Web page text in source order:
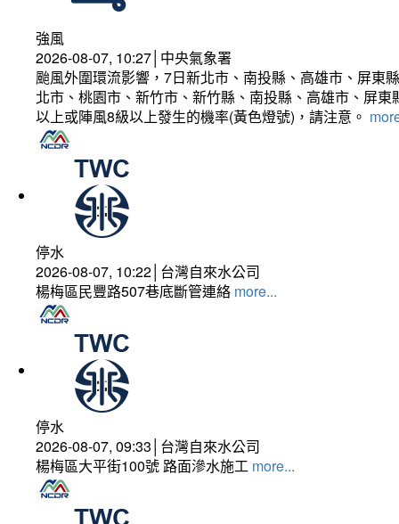
強風
2026-08-07, 10:27│中央氣象署
颱風外圍環流影響，7日新北市、南投縣、高雄市、屏東
北市、桃園市、新竹市、新竹縣、南投縣、高雄市、屏
以上或陣風8級以上發生的機率(黃色燈號)，請注意。
停水
2026-08-07, 10:22│台灣自來水公司
楊梅區民豐路507巷底斷管連絡 more...
停水
2026-08-07, 09:33│台灣自來水公司
楊梅區大平街100號 路面滲水施工 more...